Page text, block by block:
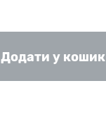
Додати у кошик